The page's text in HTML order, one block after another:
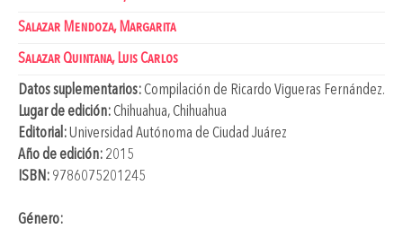
Salazar Mendoza, Margarita
Salazar Quintana, Luis Carlos
Datos suplementarios:Compilación de Ricardo Vigueras Fernández.
Lugar de edición:Chihuahua, Chihuahua
Editorial:Universidad Autónoma de Ciudad Juárez
Año de edición: 2015
ISBN: 9786075201245
Género: